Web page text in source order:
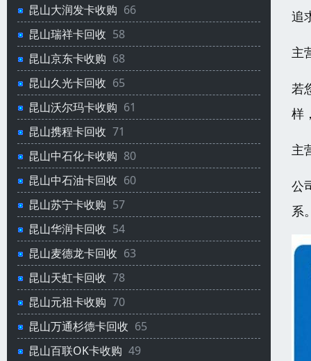
昆山大润发卡收购 66
昆山瑞祥卡回收 58
昆山京东卡收购 68
昆山久光卡回收 65
昆山沃尔玛卡收购 61
昆山携程卡回收 71
昆山中石化卡收购 80
昆山中石油卡回收 60
昆山苏宁卡收购 57
昆山华润卡回收 54
昆山麦德龙卡回收 63
昆山天虹卡回收 78
昆山元祖卡收购 70
昆山万通杉德卡回收 65
昆山百联OK卡收购 49
追
主
若
样
主
公
系